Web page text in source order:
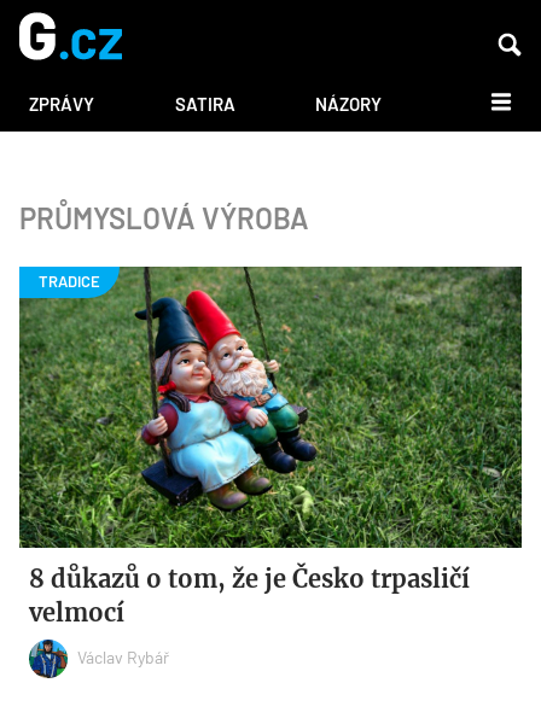
ZPRÁVY SATIRA NÁZORY DALŠÍ
PRŮMYSLOVÁ VÝROBA
8 důkazů o tom, že je Česko trpasličí
velmocí
Václav Rybář